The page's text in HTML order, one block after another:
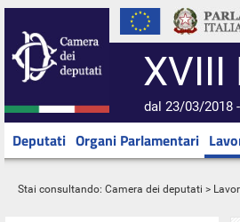
XVIII
dal 23/03/2018
Deputati Organi Parlamentari
Stai consultando: Camera dei deputati >